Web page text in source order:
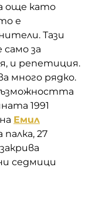
още като
е
Тази
за
и репетиция.
много рядко.
1991
Емил
27
седмици